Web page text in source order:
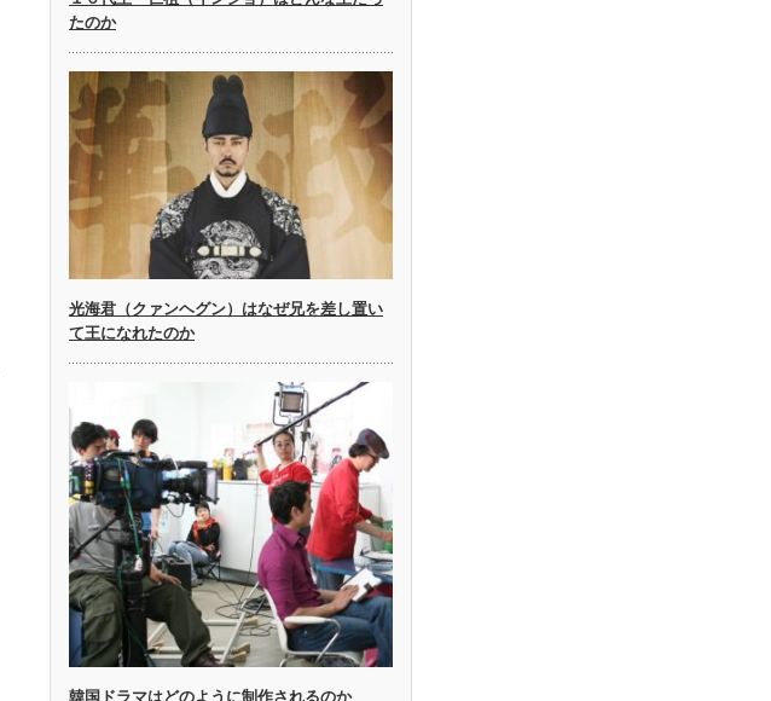
たのか
光海君（クァンヘグン）はなぜ兄を差し置い
て王になれたのか
韓国ドラマはどのように制作されるのか